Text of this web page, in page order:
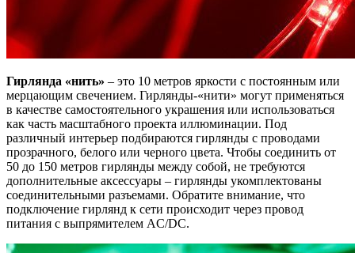
Гирлянда «нить» – это 10 метров яркости с постоянным или
мерцающим свечением. Гирлянды-«нити» могут применяться
в качестве самостоятельного украшения или использоваться
как часть масштабного проекта иллюминации. Под
различный интерьер подбираются гирлянды с проводами
прозрачного, белого или черного цвета. Чтобы соединить от
50 до 150 метров гирлянды между собой, не требуются
дополнительные аксессуары – гирлянды укомплектованы
соединительными разъемами. Обратите внимание, что
подключение гирлянд к сети происходит через провод
питания с выпрямителем AC/DC.